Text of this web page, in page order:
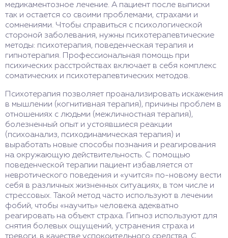
медикаментозное лечение. А пациент после выписки
так и остается со своими проблемами, страхами и
сомнениями. Чтобы справиться с психологической
стороной заболевания, нужны психотерапевтические
методы: психотерапия, поведенческая терапия и
гипнотерапия. Профессиональная помощь при
психических расстройствах включает в себя комплекс
соматических и психотерапевтических методов.
Психотерапия позволяет проанализировать искажения
в мышлении (когнитивная терапия), причины проблем в
отношениях с людьми (межличностная терапия),
болезненный опыт и устоявшиеся реакции
(психоанализ, психодинамическая терапия) и
выработать новые способы познания и реагирования
на окружающую действительность. С помощью
поведенческой терапии пациент избавляется от
невротического поведения и «учится» по-новому вести
себя в различных жизненных ситуациях, в том числе и
стрессовых. Такой метод часто используют в лечении
фобий, чтобы «научить» человека адекватно
реагировать на объект страха. Гипноз используют для
снятия болевых ощущений, устранения страха и
тревоги, в качестве успокоительного средства. С